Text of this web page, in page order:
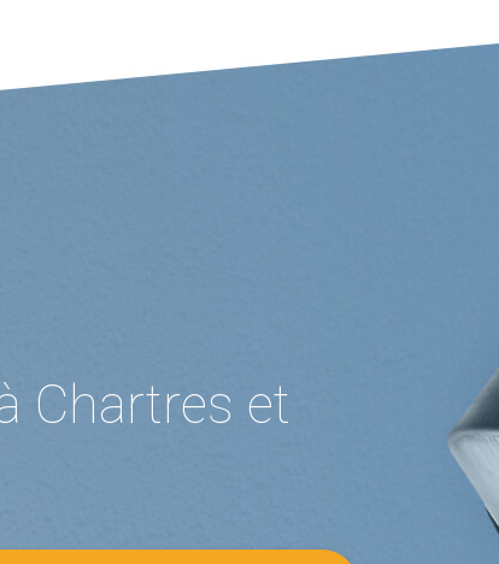
Chartres et